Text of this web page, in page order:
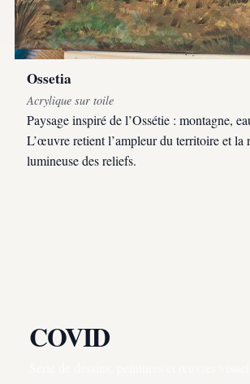
Ossetia
Acrylique sur toile
Paysage inspiré de l’Ossétie : montagne,
L’œuvre retient l’ampleur du territoire et la
lumineuse des reliefs.
COVID